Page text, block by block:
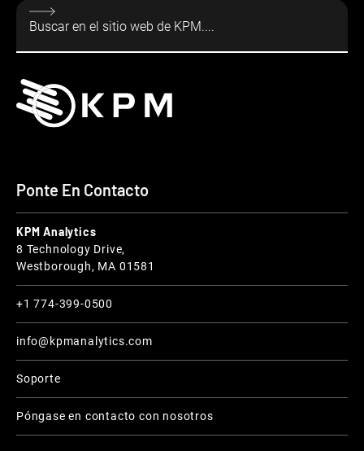
Ponte En Contacto
KPM Analytics
8 Technology Drive,
Westborough, MA 01581
+1 774-399-0500
info@kpmanalytics.com
Soporte
Póngase en contacto con nosotros